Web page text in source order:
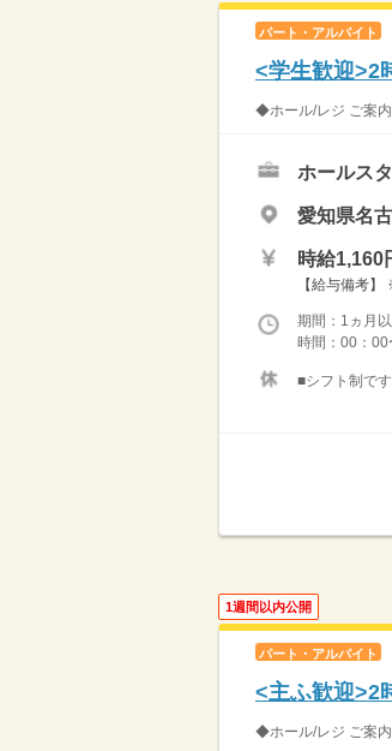
パート・アルバイト
<学生歓迎>2
◆ホール/レジ ご案内
ホールス
愛知県名
時給1,160
【給与備考
期間：1ヵ
時間：00：
■シフト制で
1週間以内公開
パート・アルバイト
<主ふ歓迎>2
◆ホール/レジ ご案